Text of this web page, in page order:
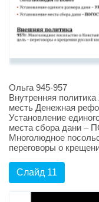
Ольга 945-957
Внутренняя
месть Денежная
Установление
места сбора дани –
Многолюдное
переговоры о
Слайд 11